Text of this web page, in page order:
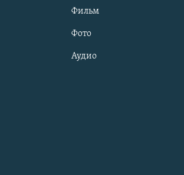
Фильм
Фото
Аудио